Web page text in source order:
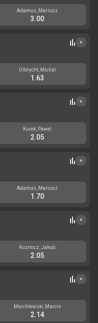
Adamus, Mariusz
3.00
+
Olbrycht, Michal
1.63
+
Kurek, Pawel
2.05
+
Adamus, Mariusz
1.70
+
Kuzmicz, Jakub
2.05
+
Marchlewski, Marcin
2.14